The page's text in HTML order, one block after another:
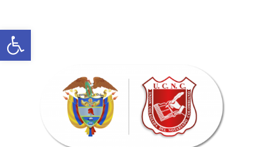
Abrir barra de herramientas